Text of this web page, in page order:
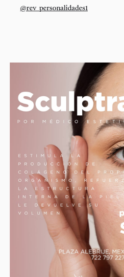
@rev_personalidades1